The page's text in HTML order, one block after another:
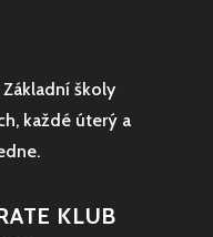
školy
každé úterý a
KLUB